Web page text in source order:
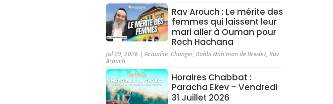
Rav Arouch : Le mérite des
femmes qui laissent leur
mari aller à Ouman pour
Roch Hachana
Jul 29, 2026 |Actualite, Changer,Rabbi Nah'man de Breslev,Rav
Arouch
Horaires Chabbat :
Paracha Ekev – Vendredi
31 Juillet 2026